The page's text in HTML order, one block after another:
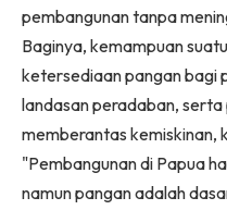
pembangunan tanpa
Baginya, kemampuan
ketersediaan pangan bagi
landasan peradaban,
memberantas kemiskinan,
"Pembangunan di Papua
namun pangan adalah